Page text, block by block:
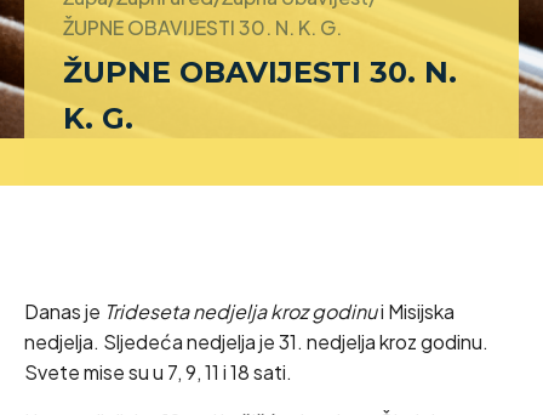
ŽUPNE OBAVIJESTI 30. N. K. G.
ŽUPNE OBAVIJESTI 30. N.
K. G.
Danas je Trideseta nedjelja kroz godinui Misijska
nedjelja. Sljedeća nedjelja je 31. nedjelja kroz godinu.
Svete mise su u 7, 9, 11 i 18 sati.